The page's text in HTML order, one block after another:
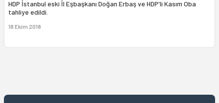
HDP İstanbul eski İl Eşbaşkanı Doğan Erbaş ve HDP'li Kasım Oba
tahliye edildi.
18 Ekim 2018